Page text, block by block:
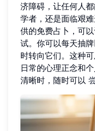
济障碍，让任何人
学者，还是面临艰
供的免费占卜，可
试。你可以每天抽
时转向它们。这种
日常的心理正念和
清晰时，随时可以